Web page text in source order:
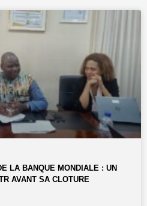
LA BANQUE MONDIALE : UN
AVANT SA CLOTURE